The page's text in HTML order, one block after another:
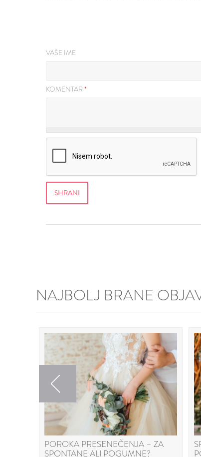
VAŠE IME
KOMENTAR *
NAJBOLJ BRANE
Previous
POROKA PRESENEČENJA – ZA
SPONTANE ALI POGUMNE?